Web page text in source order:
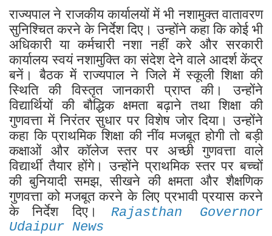
राज्यपाल ने राजकीय कार्यालयों में भी नशामुक्त वातावरण
सुनिश्चित करने के निर्देश दिए। उन्होंने कहा कि कोई भी
अधिकारी या कर्मचारी नशा नहीं करे और सरकारी
कार्यालय स्वयं नशामुक्ति का संदेश देने वाले आदर्श केंद्र
बनें। बैठक में राज्यपाल ने जिले में स्कूली शिक्षा की
स्थिति की विस्तृत जानकारी प्राप्त की। उन्होंने
विद्यार्थियों की बौद्धिक क्षमता बढ़ाने तथा शिक्षा की
गुणवत्ता में निरंतर सुधार पर विशेष जोर दिया। उन्होंने
कहा कि प्राथमिक शिक्षा की नींव मजबूत होगी तो बड़ी
कक्षाओं और कॉलेज स्तर पर अच्छी गुणवत्ता वाले
विद्यार्थी तैयार होंगे। उन्होंने प्राथमिक स्तर पर बच्चों
की बुनियादी समझ, सीखने की क्षमता और शैक्षणिक
गुणवत्ता को मजबूत करने के लिए प्रभावी प्रयास करने
के निर्देश दिए। Rajasthan Governor
Udaipur News